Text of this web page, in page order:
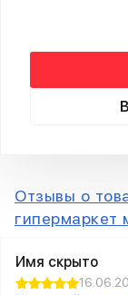
Отзывы о
гипермаркет
Имя скрыто